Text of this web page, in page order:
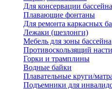
Для консервации бассейна
Плавающие фонтаны
Для ремонта каркасных
Лежаки (шезлонги)
Мебель для зоны бассейна
Противоскользящий
Горки и трамплины
Водные байки
Плавательные круги/
Подъемники для